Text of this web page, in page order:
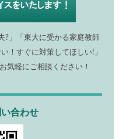
?」「東大に受かる家庭教師
！すぐに対策してほしい!」
気軽にご相談ください！
い合わせ